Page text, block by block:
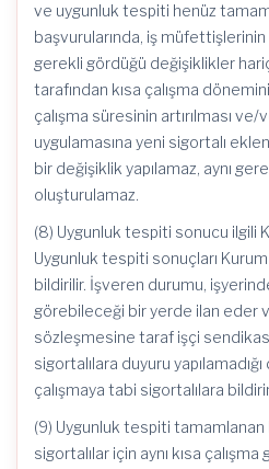
ve uygunluk tespiti henüz
başvurularında, iş
gerekli gördüğü değişiklikler
tarafından kısa çalışma
çalışma süresinin artırılması ve/
uygulamasına yeni sigortalı
bir değişiklik yapılamaz, aynı
oluşturulamaz.
(8) Uygunluk tespiti sonucu ilgili
Uygunluk tespiti sonuçları
bildirilir. İşveren durumu,
görebileceği bir yerde ilan eder
sözleşmesine taraf işçi
sigortalılara duyuru
çalışmaya tabi sigortalılara
(9) Uygunluk tespiti
sigortalılar için aynı kısa